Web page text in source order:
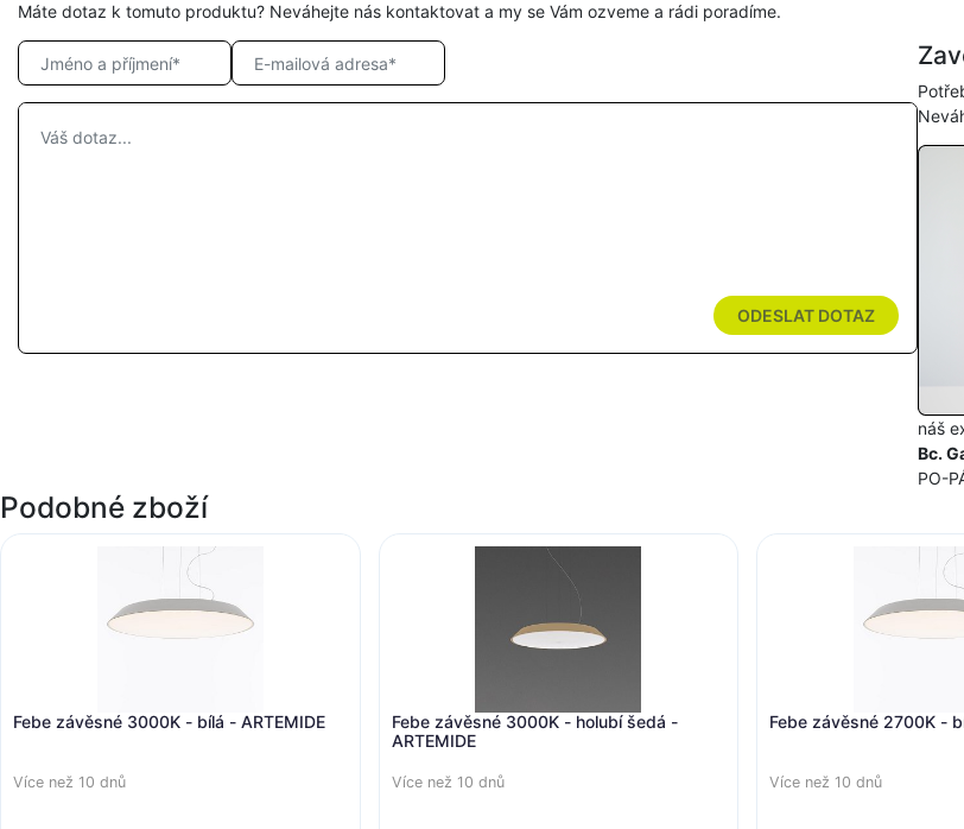
Máte dotaz k tomuto produktu? Neváhejte nás kontaktovat a my se Vám ozveme a rádi poradíme.
ODESLAT DOTAZ
náš
Bc.
PO-
Podobné zboží
Febe závěsné 3000K - bílá - ARTEMIDE
Více než 10 dnů
Febe závěsné 3000K - holubí šedá -
ARTEMIDE
Více než 10 dnů
Febe závěsné
Více než 10 dnů